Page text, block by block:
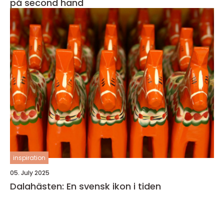
på second hand
inspiration
05. July 2025
Dalahästen: En svensk ikon i tiden